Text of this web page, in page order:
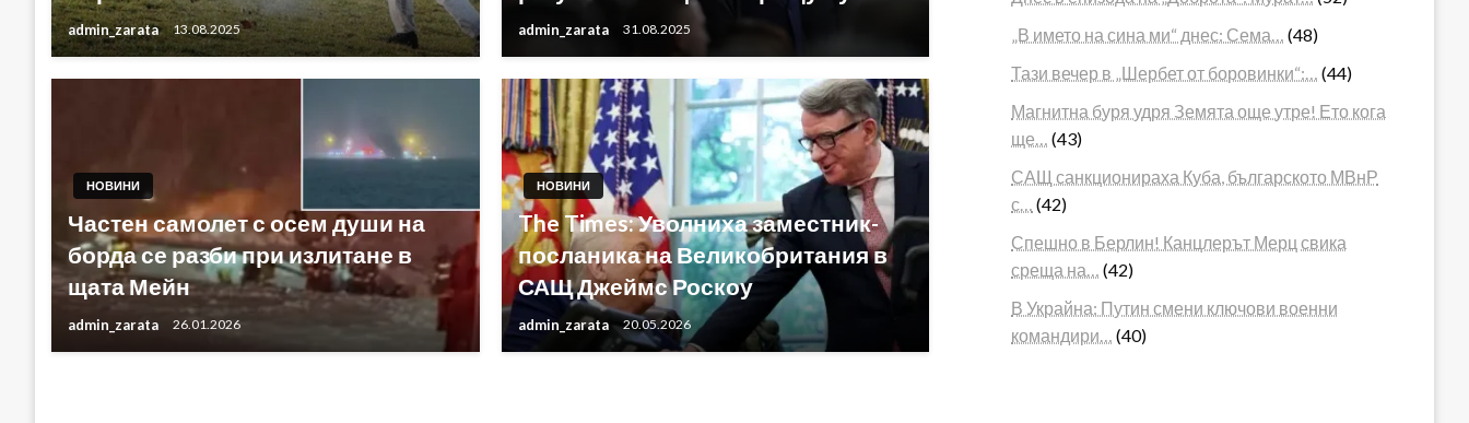
admin_zarata 13.08.2025 admin_zarata 31.08.2025
НОВИНИ
Частен самолет с осем души на
борда се разби при излитане в
щата Мейн
admin_zarata 26.01.2026
НОВИНИ
The Times: Уволниха заместник-
посланика на Великобритания в
САЩ Джеймс Роскоу
admin_zarata 20.05.2026
„В името на сина ми“ днес: Сема…
(48)
Тази вечер в „Шербет от боровинки“:…
(44)
Магнитна буря удря Земята още утре! Ето кога
ще…
(43)
САЩ санкционираха Куба, българското МВнР
с…
(42)
Спешно в Берлин! Канцлерът Мерц свика
среща на…
(42)
В Украйна: Путин смени ключови военни
командири…
(40)